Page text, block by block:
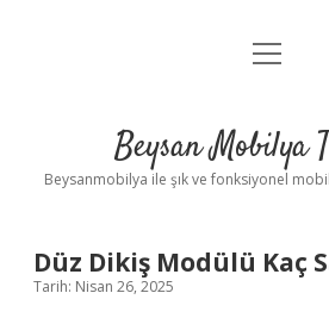
Anasayfa
Yasal Uyarı
menüyü
Beysan Mobilya
Beysanmobilya ile şık ve fonksiyonel
Düz Dikiş Modülü Kaç
Tarih: Nisan 26, 2025